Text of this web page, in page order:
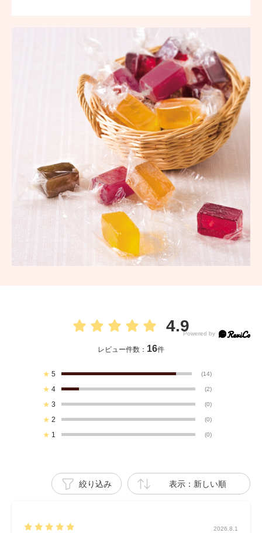
4.9
レビュー件数： 16件
★ 5 (14)
★ 4 (2)
★ 3 (0)
★ 2 (0)
★ 1 (0)
絞り込み 表示：新しい順
2026.8.1